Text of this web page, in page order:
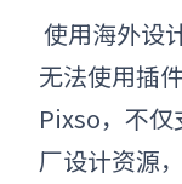
使用海外设
无法使用插
Pixso，不
厂设计资源